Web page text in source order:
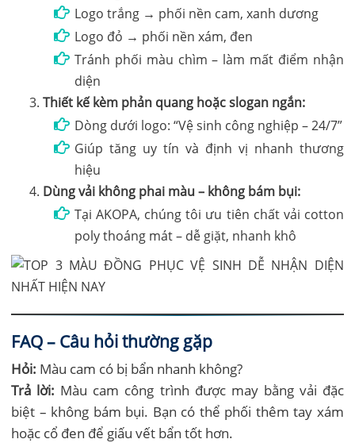
Logo trắng → phối nền cam, xanh dương
Logo đỏ → phối nền xám, đen
Tránh phối màu chìm – làm mất điểm nhận
diện
Thiết kế kèm phản quang hoặc slogan ngắn:
Dòng dưới logo: “Vệ sinh công nghiệp – 24/7”
Giúp tăng uy tín và định vị nhanh thương
hiệu
Dùng vải không phai màu – không bám bụi:
Tại AKOPA, chúng tôi ưu tiên chất vải cotton
poly thoáng mát – dễ giặt, nhanh khô
FAQ – Câu hỏi thường gặp
Hỏi: Màu cam có bị bẩn nhanh không?
Trả lời: Màu cam công trình được may bằng vải đặc
biệt – không bám bụi. Bạn có thể phối thêm tay xám
hoặc cổ đen để giấu vết bẩn tốt hơn.